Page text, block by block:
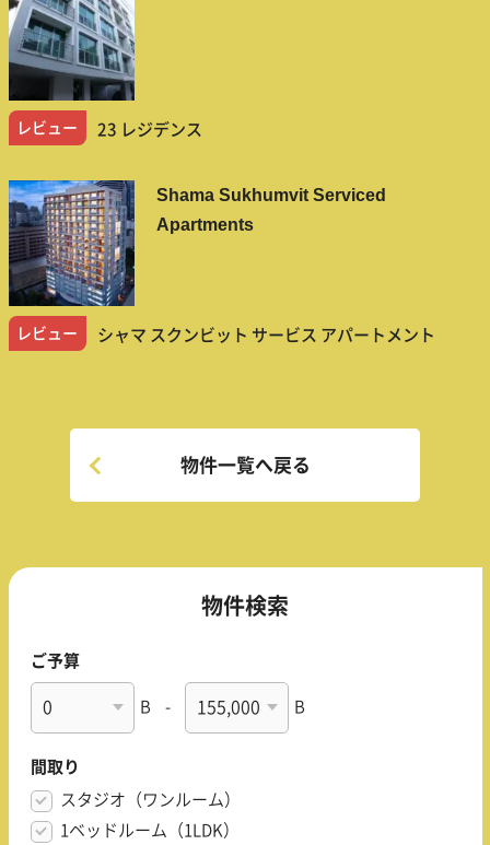
レビュー 23 レジデンス
Shama Sukhumvit Serviced
Apartments
レビュー シャマ スクンビット サービス アパートメント
物件一覧へ戻る
物件検索
ご予算
B - B
間取り
スタジオ（ワンルーム）
1ベッドルーム（1LDK）